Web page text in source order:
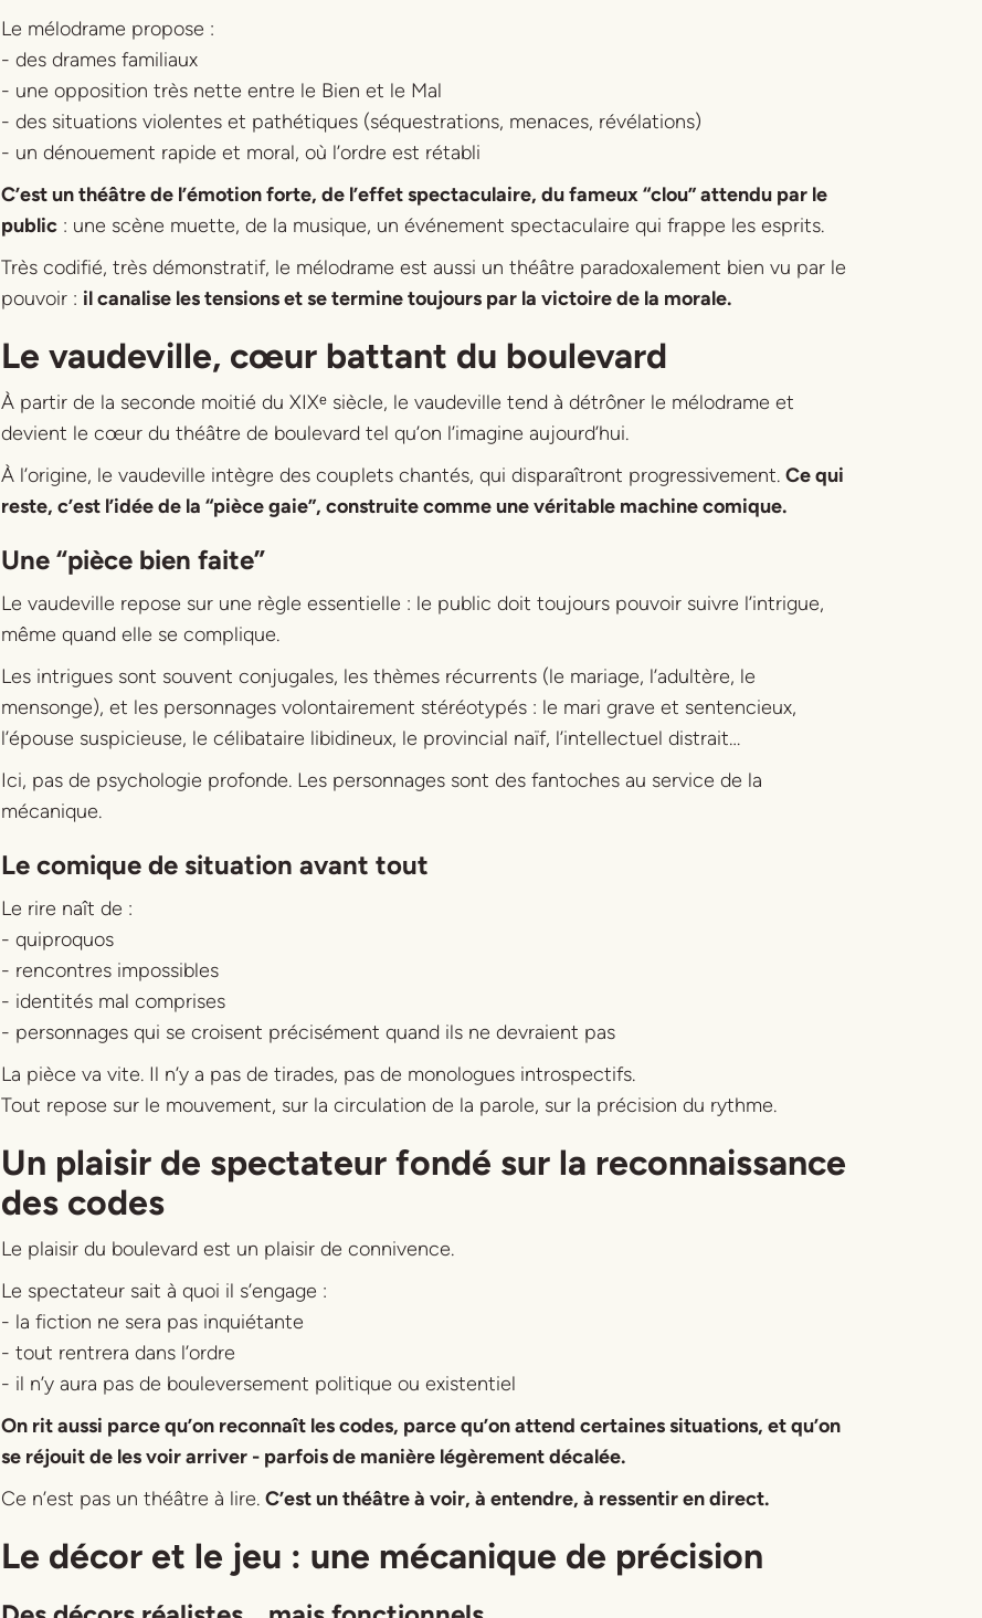
Le mélodrame propose :
- des drames familiaux
- une opposition très nette entre le Bien et le Mal
- des situations violentes et pathétiques (séquestrations, menaces, révélations)
- un dénouement rapide et moral, où l’ordre est rétabli
C’est un théâtre de l’émotion forte, de l’effet spectaculaire, du fameux “clou” attendu par le
public : une scène muette, de la musique, un événement spectaculaire qui frappe les esprits.
Très codifié, très démonstratif, le mélodrame est aussi un théâtre paradoxalement bien vu par le
pouvoir : il canalise les tensions et se termine toujours par la victoire de la morale.
Le vaudeville, cœur battant du boulevard
À partir de la seconde moitié du XIXᵉ siècle, le vaudeville tend à détrôner le mélodrame et
devient le cœur du théâtre de boulevard tel qu’on l’imagine aujourd’hui.
À l’origine, le vaudeville intègre des couplets chantés, qui disparaîtront progressivement. Ce qui
reste, c’est l’idée de la “pièce gaie”, construite comme une véritable machine comique.
Une “pièce bien faite”
Le vaudeville repose sur une règle essentielle : le public doit toujours pouvoir suivre l’intrigue,
même quand elle se complique.
Les intrigues sont souvent conjugales, les thèmes récurrents (le mariage, l’adultère, le
mensonge), et les personnages volontairement stéréotypés : le mari grave et sentencieux,
l’épouse suspicieuse, le célibataire libidineux, le provincial naïf, l’intellectuel distrait…
Ici, pas de psychologie profonde. Les personnages sont des fantoches au service de la
mécanique.
Le comique de situation avant tout
Le rire naît de :
- quiproquos
- rencontres impossibles
- identités mal comprises
- personnages qui se croisent précisément quand ils ne devraient pas
La pièce va vite. Il n’y a pas de tirades, pas de monologues introspectifs.
Tout repose sur le mouvement, sur la circulation de la parole, sur la précision du rythme.
Un plaisir de spectateur fondé sur la reconnaissance
des codes
Le plaisir du boulevard est un plaisir de connivence.
Le spectateur sait à quoi il s’engage :
- la fiction ne sera pas inquiétante
- tout rentrera dans l’ordre
- il n’y aura pas de bouleversement politique ou existentiel
On rit aussi parce qu’on reconnaît les codes, parce qu’on attend certaines situations, et qu’on
se réjouit de les voir arriver - parfois de manière légèrement décalée.
Ce n’est pas un théâtre à lire. C’est un théâtre à voir, à entendre, à ressentir en direct.
Le décor et le jeu : une mécanique de précision